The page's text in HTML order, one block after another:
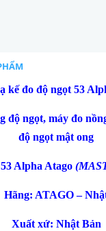
kế đo độ ngọt 53
độ ngọt, máy đo
độ ngọt mật ong
Alpha Atago
Hãng: ATAGO –
Xuất xứ: Nhật Bản